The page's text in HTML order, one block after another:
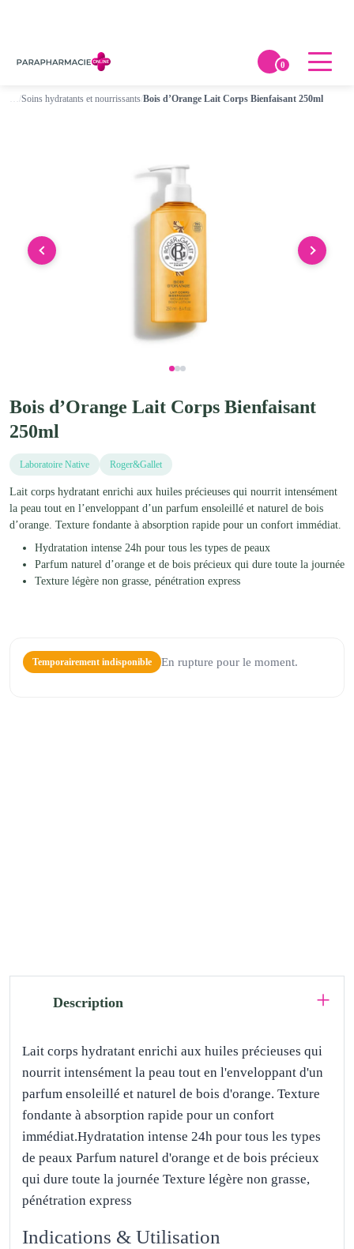
0
…/Soins hydratants et nourrissants/Bois d’Orange Lait Corps Bienfaisant 250ml
Bois d’Orange Lait Corps Bienfaisant
250ml
Laboratoire Native Roger&Gallet
Lait corps hydratant enrichi aux huiles précieuses qui nourrit intensément
la peau tout en l’enveloppant d’un parfum ensoleillé et naturel de bois
d’orange. Texture fondante à absorption rapide pour un confort immédiat.
Hydratation intense 24h pour tous les types de peaux
Parfum naturel d’orange et de bois précieux qui dure toute la journée
Texture légère non grasse, pénétration express
Temporairement indisponible En rupture pour le moment.
Description
Lait corps hydratant enrichi aux huiles précieuses qui
nourrit intensément la peau tout en l'enveloppant d'un
parfum ensoleillé et naturel de bois d'orange. Texture
fondante à absorption rapide pour un confort
immédiat.Hydratation intense 24h pour tous les types
de peaux Parfum naturel d'orange et de bois précieux
qui dure toute la journée Texture légère non grasse,
pénétration express
Indications & Utilisation